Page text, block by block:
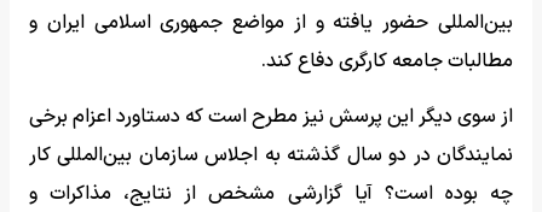
بین‌المللی حضور یافته و از مواضع جمهوری اسلامی ایران و
مطالبات جامعه کارگری دفاع کند.
از سوی دیگر این پرسش نیز مطرح است که دستاورد اعزام برخی
نمایندگان در دو سال گذشته به اجلاس سازمان بین‌المللی کار
چه بوده است؟ آیا گزارشی مشخص از نتایج، مذاکرات و